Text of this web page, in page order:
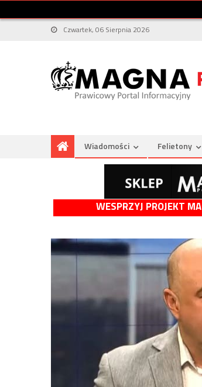
Czwartek, 06 Sierpnia 2026
Wiadomości Felietony
WESPRZYJ PROJEKT